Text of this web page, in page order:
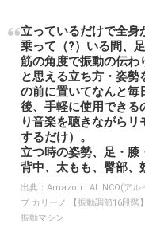
立っているだけで全身
乗って（?）いる間、
筋の角度で振動の伝わ
と思える立ち方・姿
の前に置いてなんと毎
後、手軽に使用できる
り音楽を聴きながら
するだけ）。
立つ時の姿勢、足・膝
背中、太もも、臀部、
出典： Amazon | ALINCO(アル
ブ カリーノ 【振動調節16段階
振動マシン